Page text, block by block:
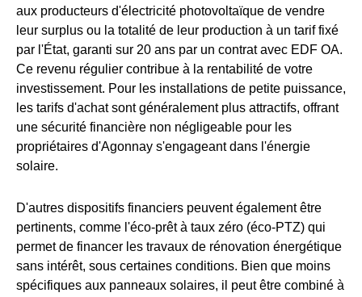
aux producteurs d'électricité photovoltaïque de vendre
leur surplus ou la totalité de leur production à un tarif fixé
par l'État, garanti sur 20 ans par un contrat avec EDF OA.
Ce revenu régulier contribue à la rentabilité de votre
investissement. Pour les installations de petite puissance,
les tarifs d'achat sont généralement plus attractifs, offrant
une sécurité financière non négligeable pour les
propriétaires d'Agonnay s'engageant dans l'énergie
solaire.
D'autres dispositifs financiers peuvent également être
pertinents, comme l'éco-prêt à taux zéro (éco-PTZ) qui
permet de financer les travaux de rénovation énergétique
sans intérêt, sous certaines conditions. Bien que moins
spécifiques aux panneaux solaires, il peut être combiné à